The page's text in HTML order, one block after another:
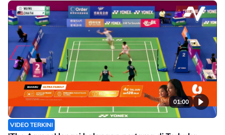
01:00
VIDEO TERKINI